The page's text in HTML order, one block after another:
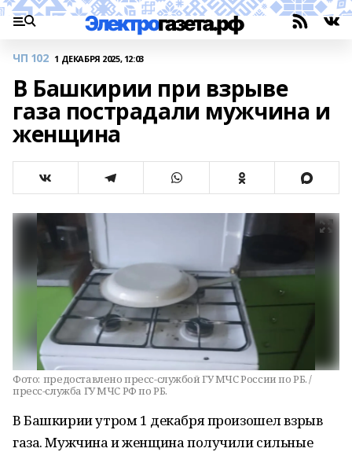
ЧП 102 1 ДЕКАБРЯ 2025, 12:03
В Башкирии при взрыве
газа пострадали мужчина и
женщина
Фото: предоставлено пресс-службой ГУ МЧС России по РБ. /
пресс-служба ГУ МЧС РФ по РБ.
В Башкирии утром 1 декабря произошел взрыв
газа. Мужчина и женщина получили сильные